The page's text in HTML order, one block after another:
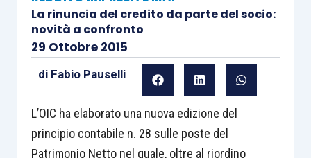
La rinuncia del credito da parte del socio:
novità a confronto
29 Ottobre 2015
di Fabio Pauselli
L’OIC ha elaborato una nuova edizione del
principio contabile n. 28 sulle poste del
Patrimonio Netto nel quale, oltre al riordino